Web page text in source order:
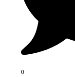
0